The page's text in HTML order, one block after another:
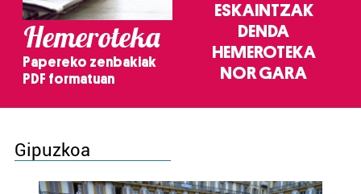
Hemeroteka
Papereko zenbakiak
PDF formatuan
ESKAINTZAK
DENDA
HEMEROTEKA
NOR GARA
Gipuzkoa